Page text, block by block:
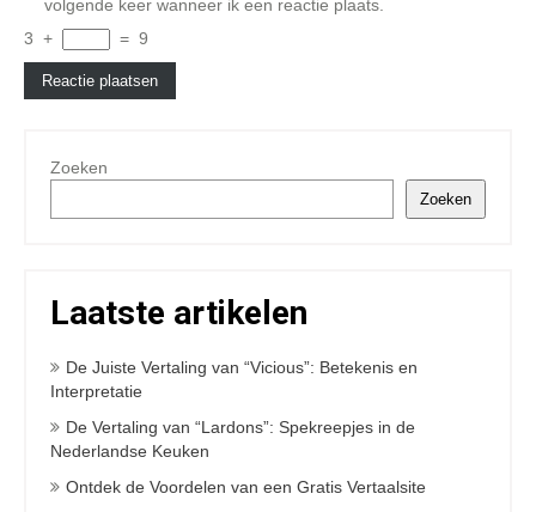
volgende keer wanneer ik een reactie plaats.
3 + = 9
Zoeken
Zoeken
Laatste artikelen
De Juiste Vertaling van “Vicious”: Betekenis en
Interpretatie
De Vertaling van “Lardons”: Spekreepjes in de
Nederlandse Keuken
Ontdek de Voordelen van een Gratis Vertaalsite